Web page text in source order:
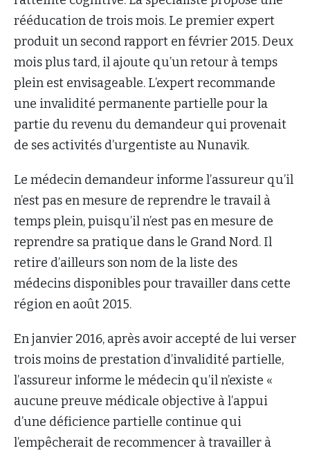
rééducation de trois mois. Le premier expert
produit un second rapport en février 2015. Deux
mois plus tard, il ajoute qu’un retour à temps
plein est envisageable. L’expert recommande
une invalidité permanente partielle pour la
partie du revenu du demandeur qui provenait
de ses activités d’urgentiste au Nunavik.
Le médecin demandeur informe l’assureur qu’il
n’est pas en mesure de reprendre le travail à
temps plein, puisqu’il n’est pas en mesure de
reprendre sa pratique dans le Grand Nord. Il
retire d’ailleurs son nom de la liste des
médecins disponibles pour travailler dans cette
région en août 2015.
En janvier 2016, après avoir accepté de lui verser
trois moins de prestation d’invalidité partielle,
l’assureur informe le médecin qu’il n’existe «
aucune preuve médicale objective à l’appui
d’une déficience partielle continue qui
l’empêcherait de recommencer à travailler à